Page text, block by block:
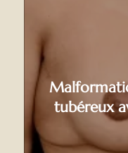
tubéreux